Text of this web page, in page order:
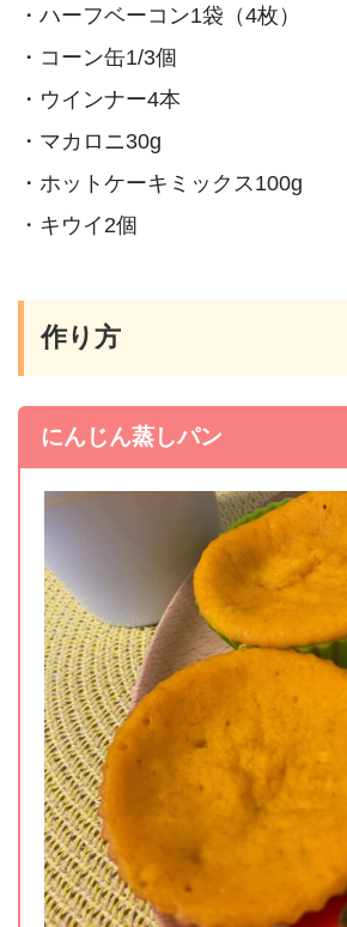
・ハーフベーコン1袋（4枚）
・コーン缶1/3個
・ウインナー4本
・マカロニ30g
・ホットケーキミックス100g
・キウイ2個
作り方
にんじん蒸しパン